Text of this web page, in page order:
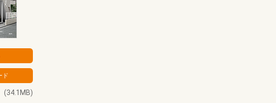
(34.1MB)